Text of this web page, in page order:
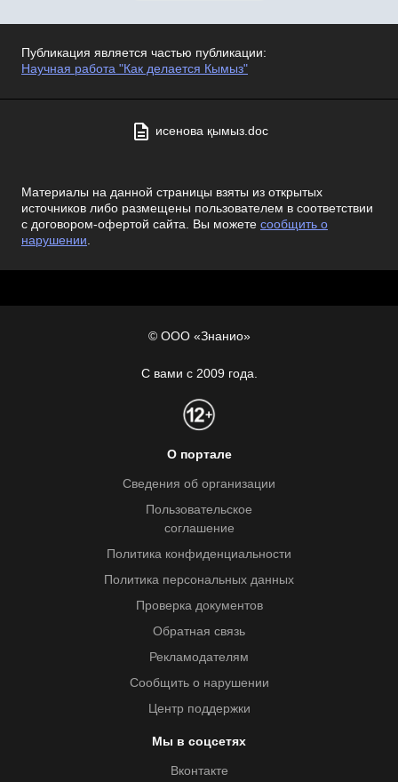
Публикация является частью публикации:
Научная работа "Как делается Кымыз"
исенова қымыз.doc
Материалы на данной страницы взяты из открытых
источников либо размещены пользователем в соответствии
с договором-офертой сайта. Вы можете сообщить о
нарушении.
© ООО «Знанио»
С вами с 2009 года.
О портале
Сведения об организации
Пользовательское
соглашение
Политика конфиденциальности
Политика персональных данных
Проверка документов
Обратная связь
Рекламодателям
Сообщить о нарушении
Центр поддержки
Мы в соцсетях
Вконтакте